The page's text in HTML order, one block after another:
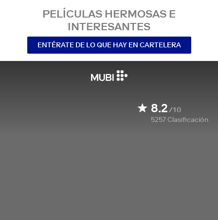
PELÍCULAS HERMOSAS E
INTERESANTES
ENTÉRATE DE LO QUE HAY EN CARTELERA
8.2/10
5257Clasificación